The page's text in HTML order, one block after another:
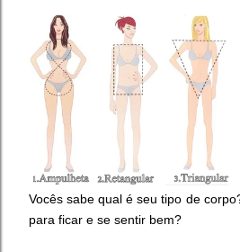
Vocês sabe qual é seu tipo de
para ficar e se sentir bem?